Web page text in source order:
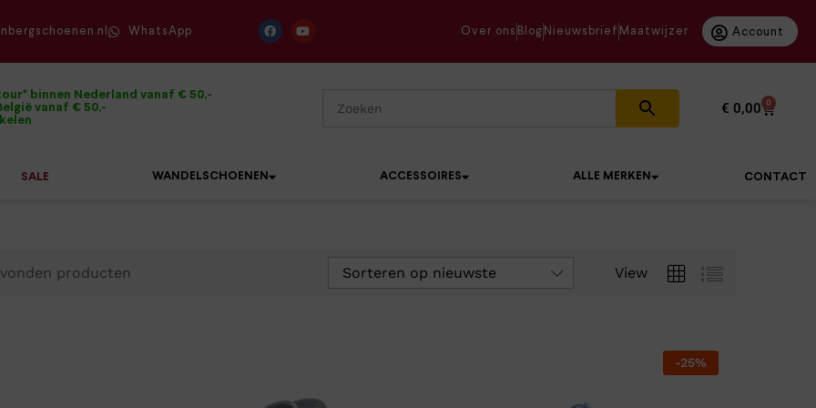
WhatsApp Over ons Blog Nieuwsbrief Maatwijzer Account
binnen Nederland vanaf € 50,-
vanaf € 50,-
€ 0,00 0
SALE WANDELSCHOENEN ACCESSOIRES ALLE MERKEN
Mephisto
CONTACT
producten View
Sorteren op nieuwste
-25%